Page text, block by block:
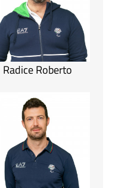
Radice Roberto